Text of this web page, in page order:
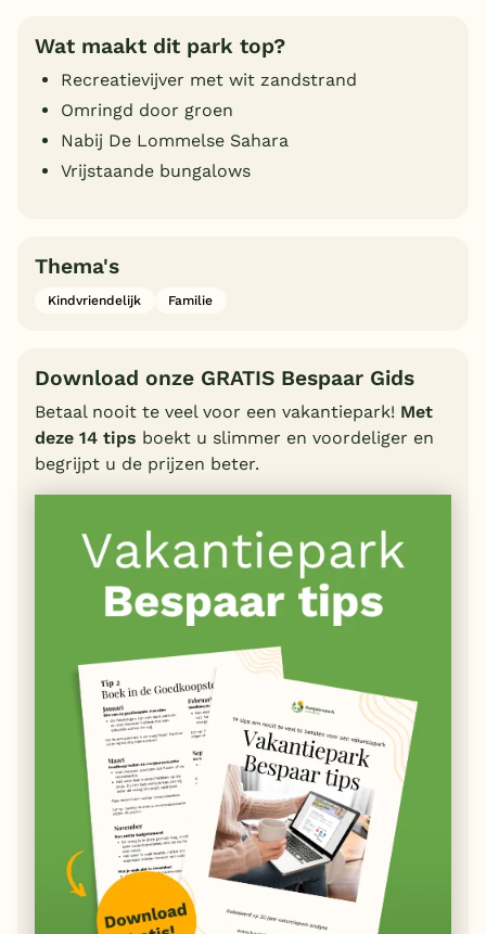
Wat maakt dit park top?
Recreatievijver met wit zandstrand
Omringd door groen
Nabij De Lommelse Sahara
Vrijstaande bungalows
Thema's
Kindvriendelijk Familie
Download onze GRATIS Bespaar Gids
Betaal nooit te veel voor een vakantiepark! Met
deze 14 tips boekt u slimmer en voordeliger en
begrijpt u de prijzen beter.